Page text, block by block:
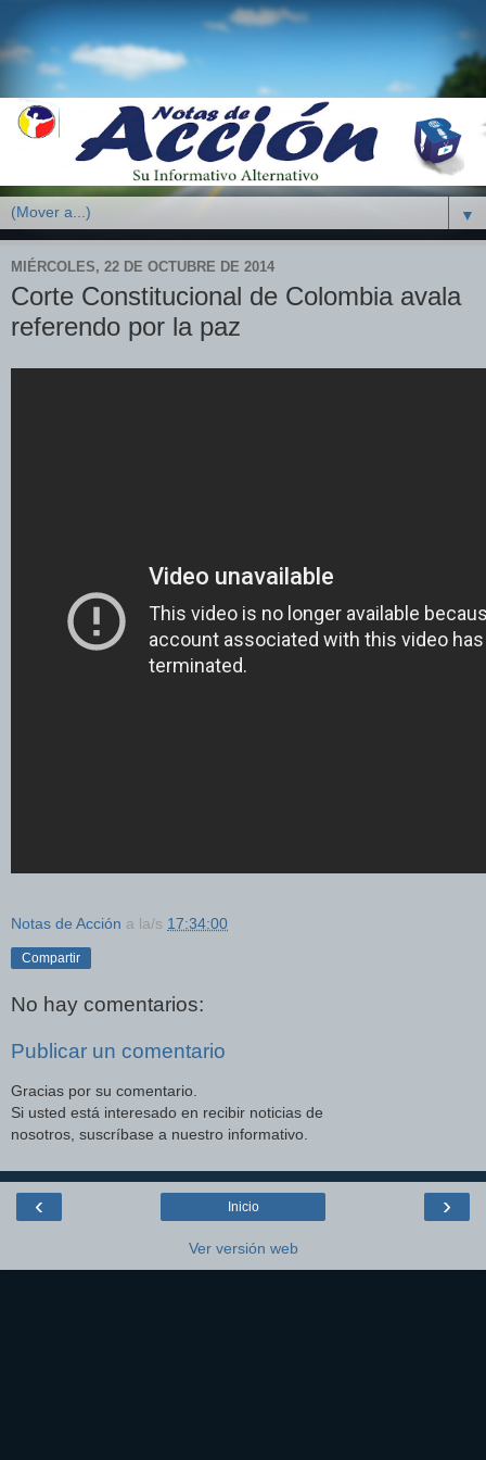
▼
MIÉRCOLES, 22 DE OCTUBRE DE 2014
Corte Constitucional de Colombia avala
referendo por la paz
Notas de Acción a la/s 17:34:00
Compartir
No hay comentarios:
Publicar un comentario
Gracias por su comentario.
Si usted está interesado en recibir noticias de
nosotros, suscríbase a nuestro informativo.
‹ ›
Inicio
Ver versión web